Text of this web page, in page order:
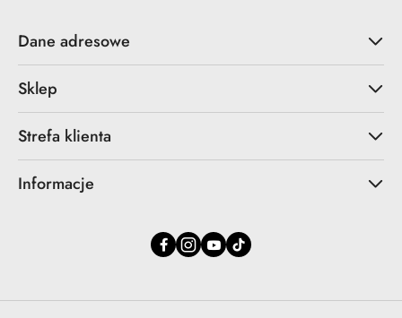
Dane adresowe
Sklep
Strefa klienta
Informacje